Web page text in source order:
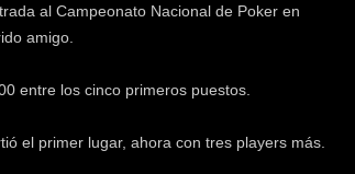
al Campeonato Nacional de Poker en
amigo.
entre los cinco primeros puestos.
el primer lugar, ahora con tres players más.